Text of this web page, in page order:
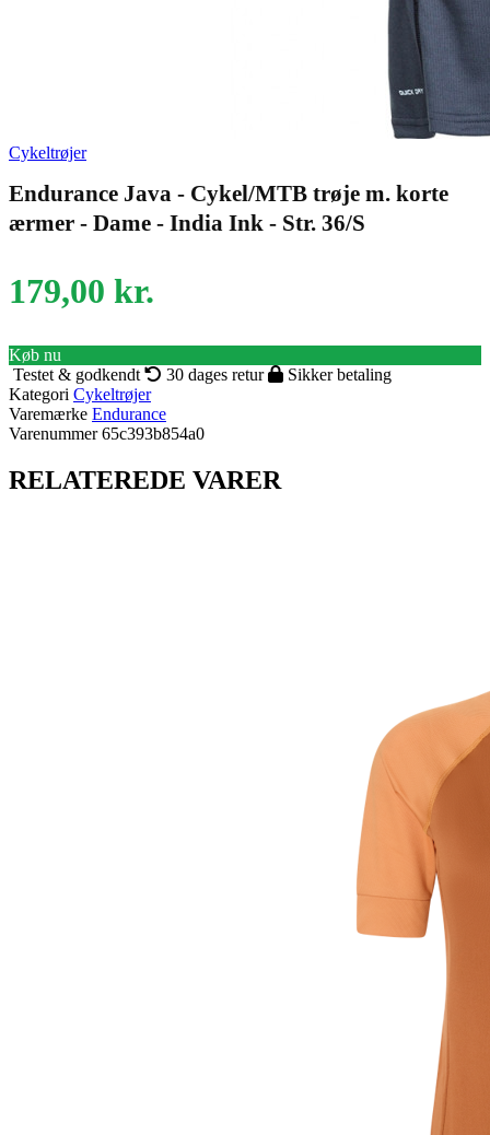
Cykeltrøjer
Endurance Java - Cykel/MTB trøje m. korte
ærmer - Dame - India Ink - Str. 36/S
179,00 kr.
Køb nu
Testet & godkendt
30 dages retur
Sikker betaling
Kategori Cykeltrøjer
Varemærke Endurance
Varenummer 65c393b854a0
RELATEREDE VARER